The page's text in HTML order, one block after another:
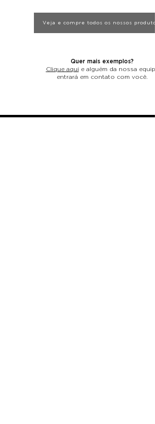
Veja e compre todos os nossos
Quer mais exemplos?
Clique aqui e alguém da nossa equipe
entrará em contato com você.